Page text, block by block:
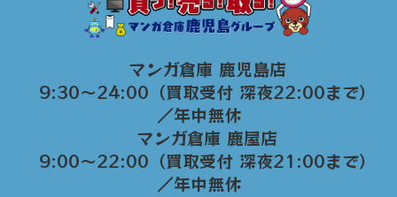
マンガ倉庫 鹿児島店
9:30～24:00（買取受付 深夜22:00まで）
／年中無休
マンガ倉庫 鹿屋店
9:00～22:00（買取受付 深夜21:00まで）
／年中無休